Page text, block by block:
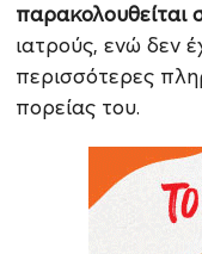
παρακολουθείται
ιατρούς, ενώ δεν
περισσότερες
πορείας του.